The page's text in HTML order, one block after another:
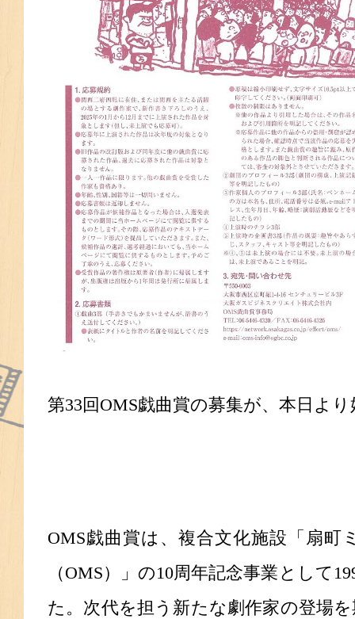
第33回OMS戯曲賞の募集が、本日よ
OMS戯曲賞は、複合文化施設「扇町
（OMS）」の10周年記念事業として
た。次代を担う新たな劇作家の登場